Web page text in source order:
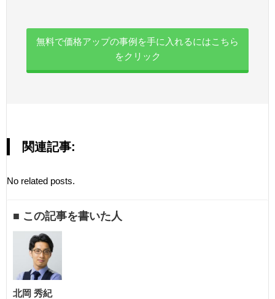
無料で価格アップの事例を手に入れるにはこちら
をクリック
関連記事:
No related posts.
■ この記事を書いた人
北岡 秀紀